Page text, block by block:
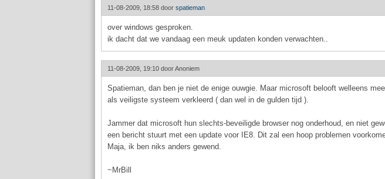
11-08-2009, 18:58 door spatieman
over windows gesproken.
ik dacht dat we vandaag een meuk updaten konden verwachten..
11-08-2009, 19:10 doorAnoniem
Spatieman, dan ben je niet de enige ouwgie. Maar microsoft belooft welleens
als veiligste systeem verkleerd ( dan wel in de gulden tijd ).
Jammer dat microsoft hun slechts-beveiligde browser nog onderhoud, en niet
een bericht stuurt met een update voor IE8. Dit zal een hoop problemen
Maja, ik ben niks anders gewend.
~MrBill